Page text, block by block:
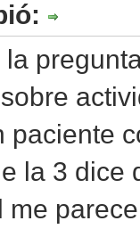
paciente
la 3 dice
me